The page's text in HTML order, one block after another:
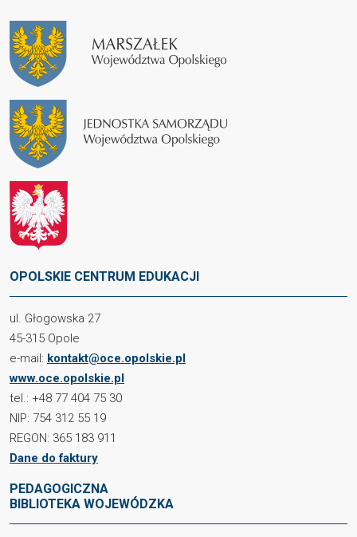
OPOLSKIE CENTRUM EDUKACJI
ul. Głogowska 27
45-315 Opole
e-mail: kontakt@oce.opolskie.pl
www.oce.opolskie.pl
tel.: +48 77 404 75 30
NIP: 754 312 55 19
REGON: 365 183 911
Dane do faktury
PEDAGOGICZNA
BIBLIOTEKA WOJEWÓDZKA